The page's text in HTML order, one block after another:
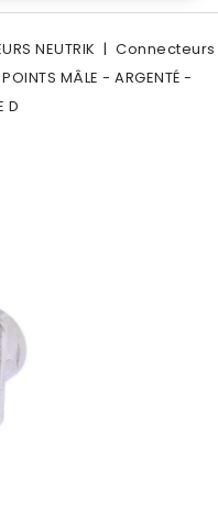
NEUTRIK
Connecteurs
MÂLE - ARGENTÉ -
D